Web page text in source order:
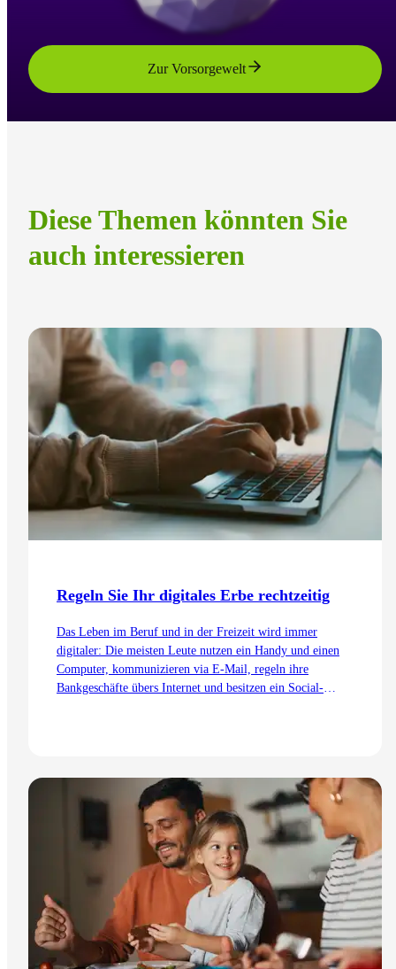
Zur Vorsorgewelt
Diese Themen könnten Sie
auch interessieren
Regeln Sie Ihr digitales Erbe rechtzeitig
Das Leben im Beruf und in der Freizeit wird immer
digitaler: Die meisten Leute nutzen ein Handy und einen
Computer, kommunizieren via E-Mail, regeln ihre
Bankgeschäfte übers Internet und besitzen ein Social-
Zum Artikel